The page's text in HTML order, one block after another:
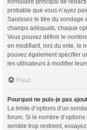
formulaire principal de
probable que vous n’ayez
Saisissez le titre du sondage
champs adéquats, chaque
Vous pouvez définir le
en modifiant, lors du vote, le
pouvez également spécifier
les utilisateurs à modifier
Haut
Pourquoi ne puis-je pas
La limite d’options d’un
forum. Si le nombre
semble trop restreint,